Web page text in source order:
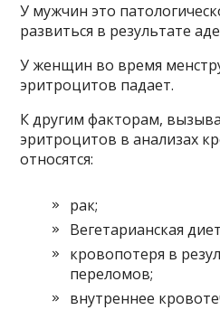
У мужчин это
развиться в результате
У женщин во время
эритроцитов падает.
К другим факторам,
эритроцитов в анализах
относятся:
рак;
Вегетарианская
кровопотеря в
переломов;
внутреннее